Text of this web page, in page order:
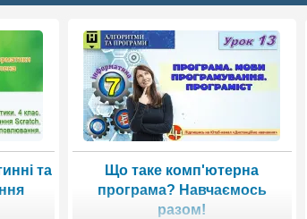
та
Що таке комп'ютерна
програма? Навчаємось
разом!